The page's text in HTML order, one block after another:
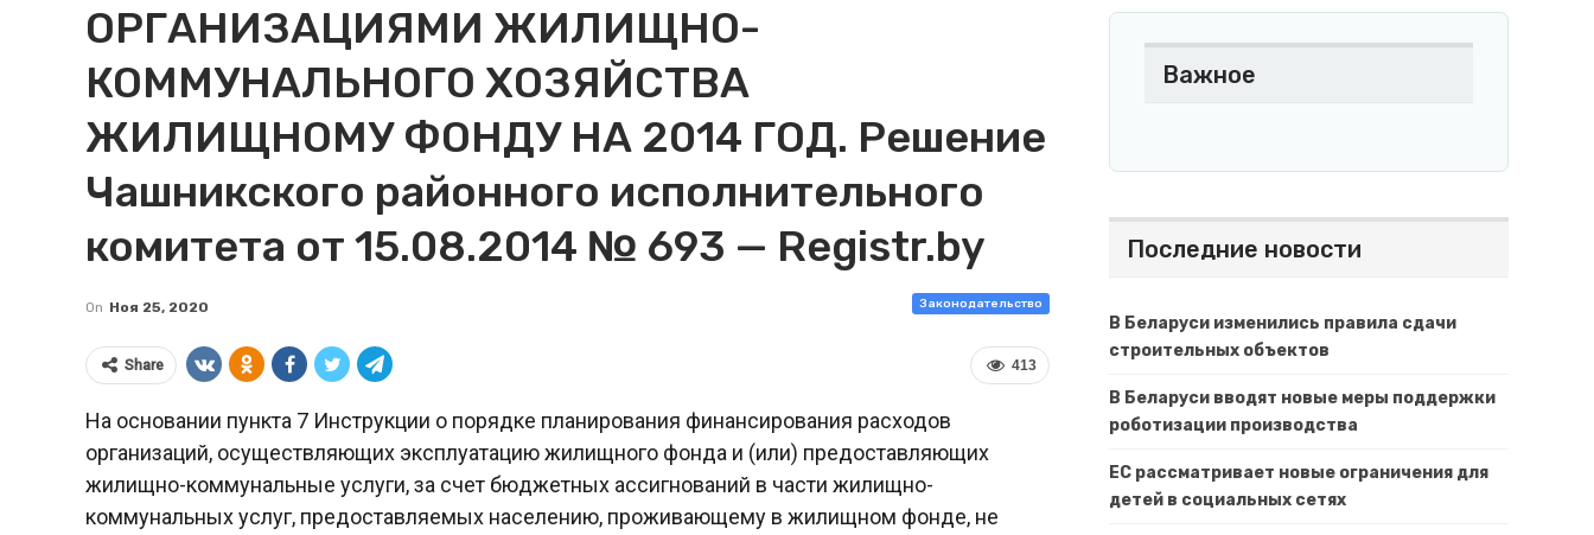
ОРГАНИЗАЦИЯМИ ЖИЛИЩНО-
КОММУНАЛЬНОГО ХОЗЯЙСТВА
ЖИЛИЩНОМУ ФОНДУ НА 2014 ГОД. Решение
Чашникского районного исполнительного
комитета от 15.08.2014 № 693 — Registr.by
Законодательство
On Ноя 25, 2020
413
Share
На основании пункта 7 Инструкции о порядке планирования финансирования расходов
организаций, осуществляющих эксплуатацию жилищного фонда и (или) предоставляющих
жилищно-коммунальные услуги, за счет бюджетных ассигнований в части жилищно-
коммунальных услуг, предоставляемых населению, проживающему в жилищном фонде, не
Важное
Последние новости
В Беларуси изменились правила сдачи
строительных объектов
В Беларуси вводят новые меры поддержки
роботизации производства
ЕС рассматривает новые ограничения для
детей в социальных сетях